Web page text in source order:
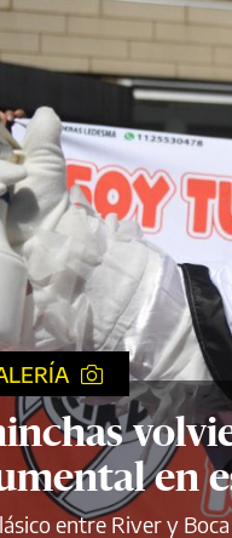
en
entre River y